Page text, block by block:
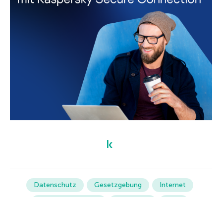
Datenschutz Gesetzgebung
Internet